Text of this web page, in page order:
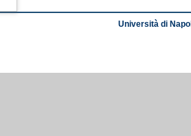
Università di